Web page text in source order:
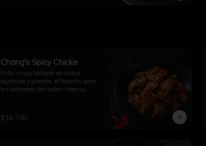
Chang's Spicy Chicke
Pollo crispy bañado en salsa
agridulce y picante, el favorito para
los amantes del sabor intenso.
$16.700